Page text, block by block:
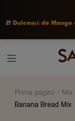
🎁 Dulceață de
Prima pagină Mix
Banana Bread Mix